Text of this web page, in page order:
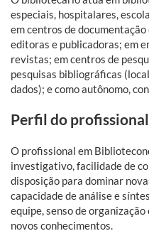
especiais, hospitalares,
em centros de
editoras e publicadoras; em
revistas; em centros de
pesquisas bibliográficas
dados); e como autônomo,
Perfil do profissional
O profissional em
investigativo, facilidade de
disposição para dominar
capacidade de análise e
equipe, senso de
novos conhecimentos.